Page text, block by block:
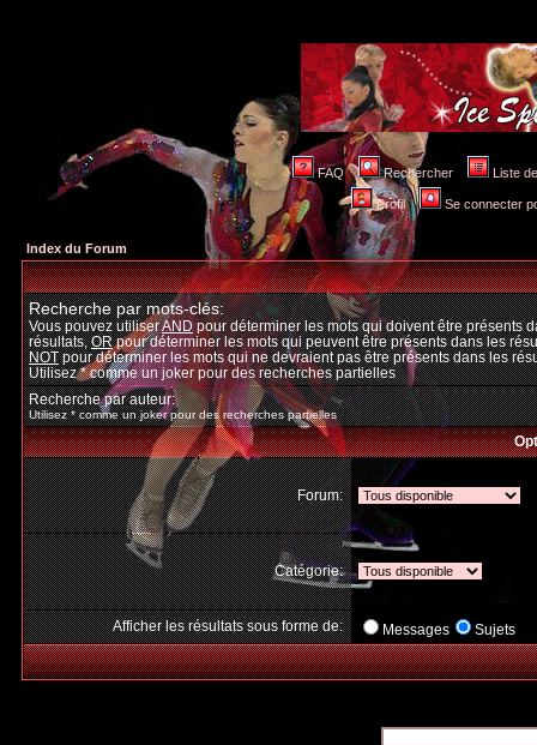
FAQ Rechercher Liste
Profil Se connecter
Index du Forum
Recherche par mots-clés:
Vous pouvez utiliserANDpour déterminer les mots qui doivent être présents
résultats,ORpour déterminer les mots qui peuvent être présents dans les
NOTpour déterminer les mots qui ne devraient pas être présents dans les
Utilisez * comme un joker pour des recherches partielles
Recherche par auteur:
Utilisez * comme un joker pour des recherches partielles
Forum:
Catégorie:
Afficher les résultats sous forme de: Messages Sujets